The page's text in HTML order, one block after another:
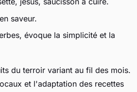
saveur.
évoque la simplicité et la
du terroir variant au fil des mois.
et l'adaptation des recettes